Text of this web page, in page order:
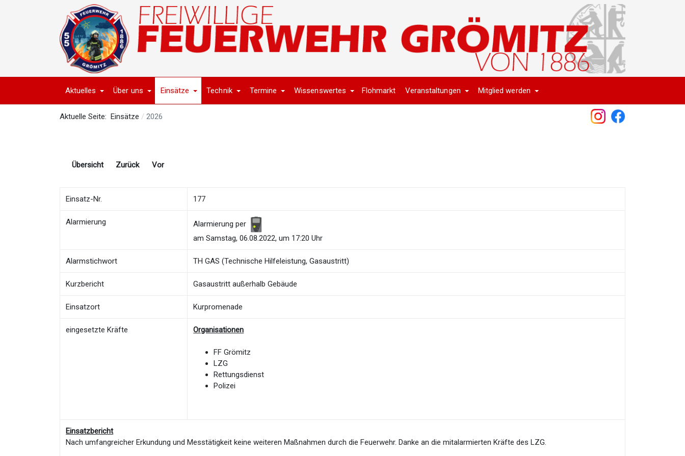
Aktuelles Über uns Einsätze Technik Termine Wissenswertes Flohmarkt Veranstaltungen Mitglied werden
Aktuelle Seite: Einsätze 2026
Übersicht Zurück Vor
Einsatz-Nr. 177
Alarmierung
Alarmierung per
am Samstag, 06.08.2022, um 17:20 Uhr
Alarmstichwort TH GAS (Technische Hilfeleistung, Gasaustritt)
Kurzbericht Gasaustritt außerhalb Gebäude
Einsatzort Kurpromenade
eingesetzte Kräfte Organisationen
FF Grömitz
LZG
Rettungsdienst
Polizei
Einsatzbericht
Nach umfangreicher Erkundung und Messtätigkeit keine weiteren Maßnahmen durch die Feuerwehr. Danke an die mitalarmierten Kräfte des LZG.